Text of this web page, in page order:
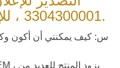
3304300001 ، للإعلان الجمركي الرسمي.
س: كيف يمكنني أن أكون